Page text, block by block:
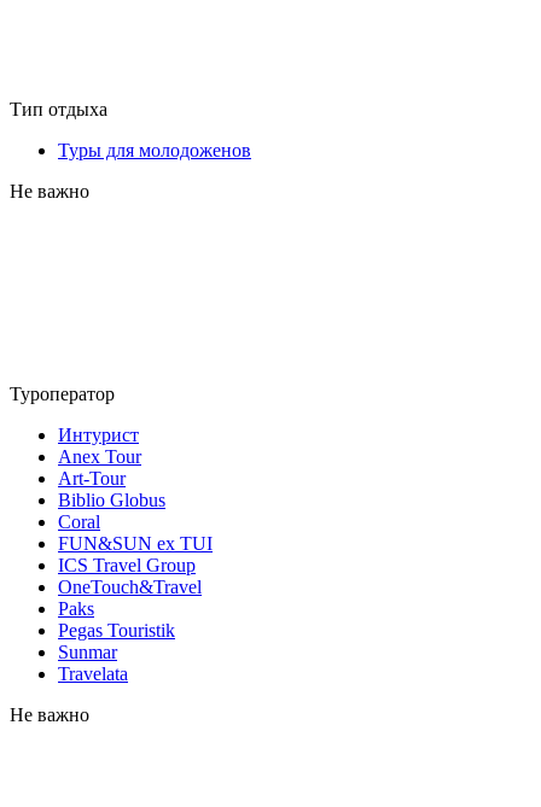
Тип отдыха
Туры для молодоженов
Не важно
Туроператор
Интурист
Anex Tour
Art-Tour
Biblio Globus
Coral
FUN&SUN ex TUI
ICS Travel Group
OneTouch&Travel
Paks
Pegas Touristik
Sunmar
Travelata
Не важно